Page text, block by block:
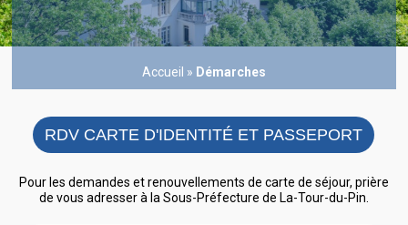
Accueil » Démarches
RDV CARTE D'IDENTITÉ ET PASSEPORT
Pour les demandes et renouvellements de carte de séjour, prière
de vous adresser à la Sous-Préfecture de La-Tour-du-Pin.